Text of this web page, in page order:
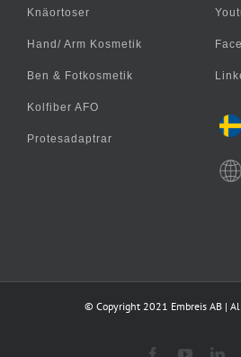
Knäortoser
Hand/ Arm Kosmetik
Ben & Fotkosmetik
Kolfiber AFO
Protesadaptrar
© Copyright 2021 Embreis AB |
Facebook